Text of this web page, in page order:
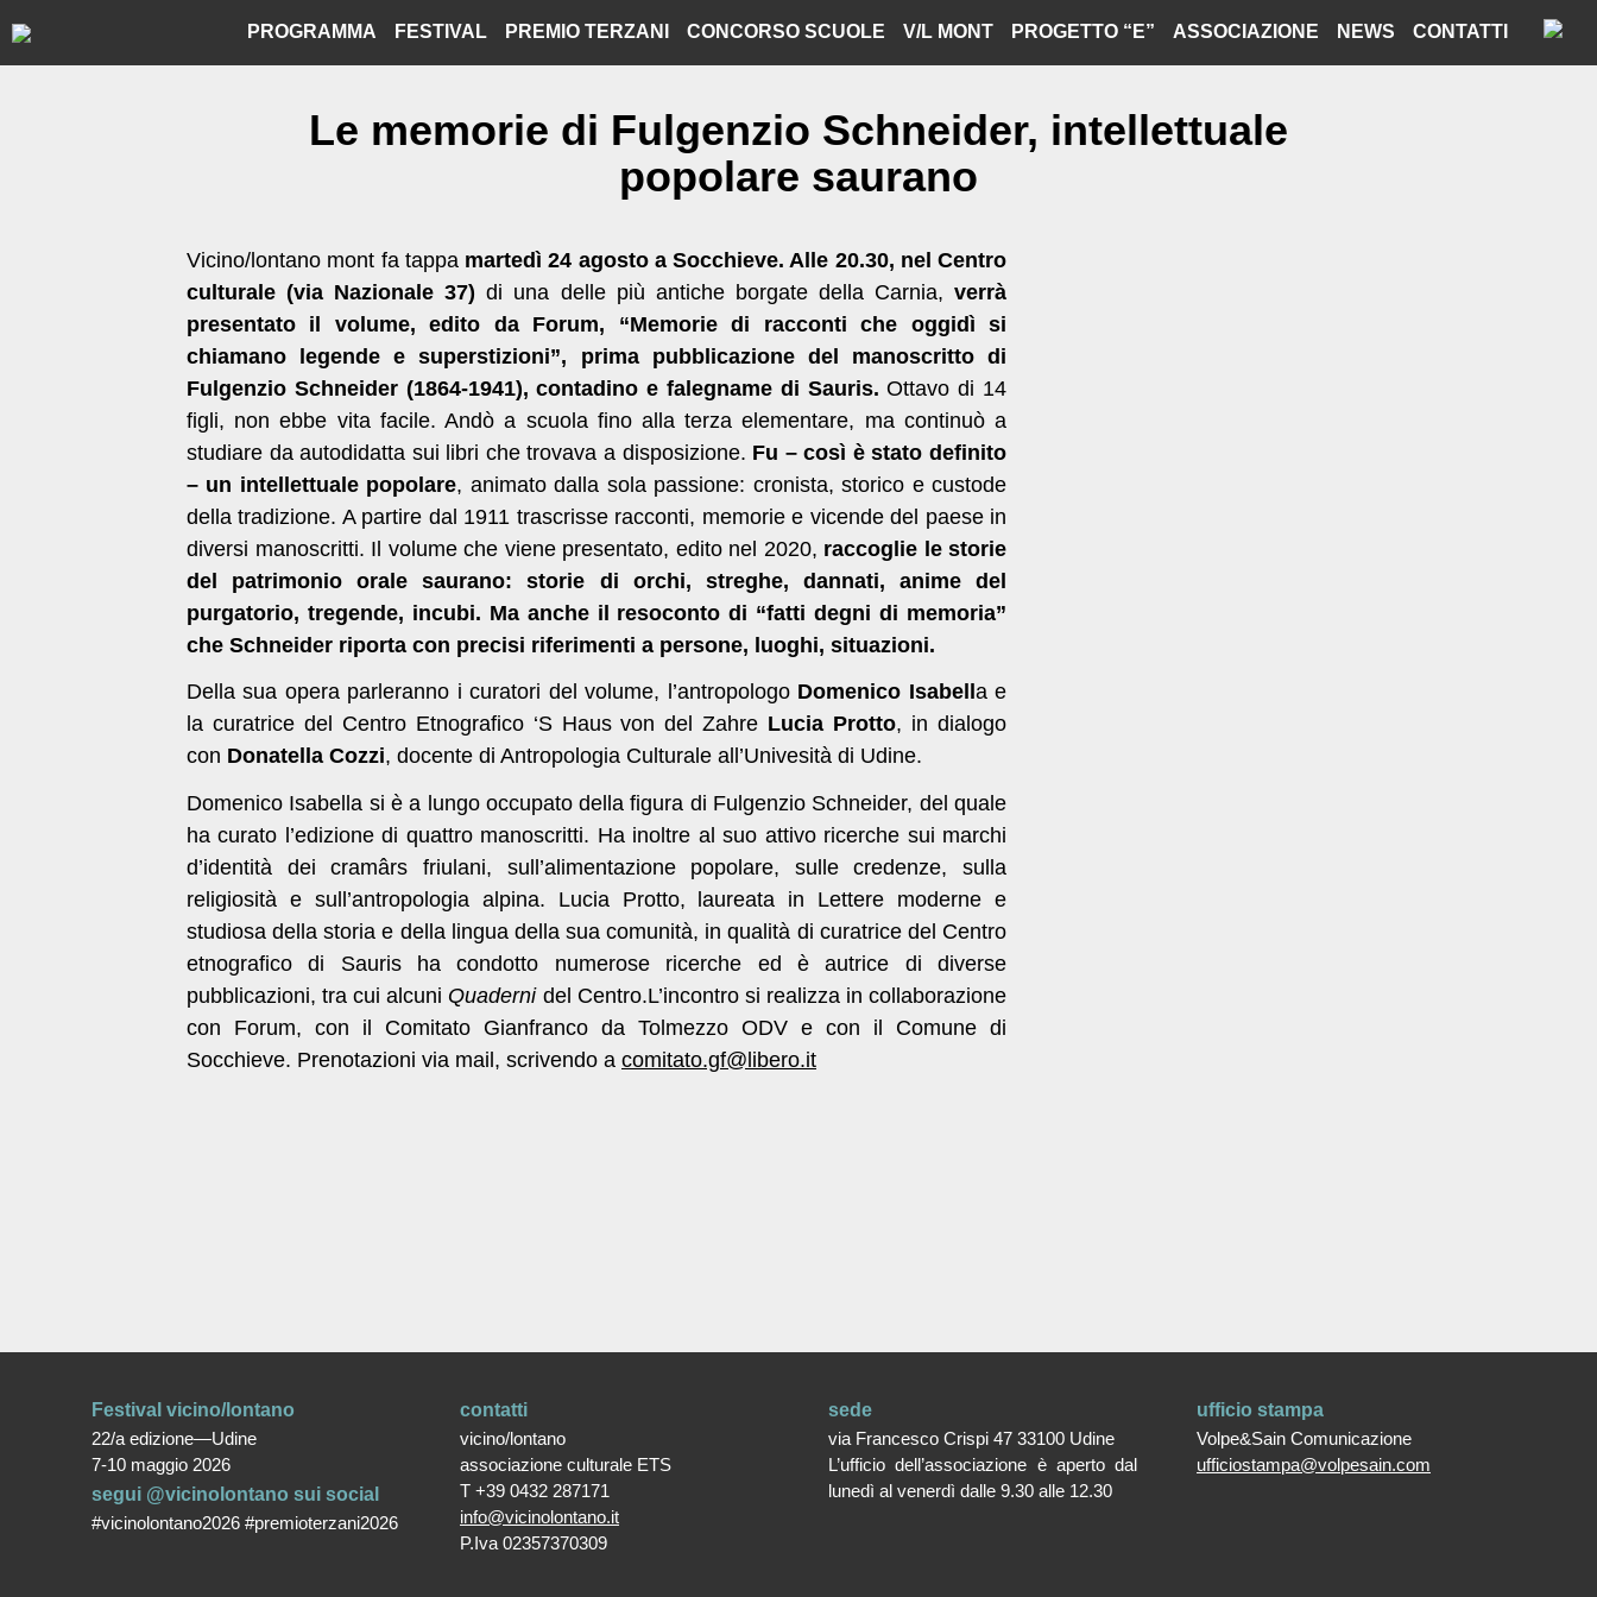
to
PROGRAMMA FESTIVAL PREMIO TERZANI CONCORSO SCUOLE V/L MONT PROGETTO “E” ASSOCIAZIONE NEWS CONTATTI
Le memorie di Fulgenzio Schneider, intellettuale
popolare saurano
Vicino/lontano mont fa tappa martedì 24 agosto a Socchieve. Alle 20.30, nel Centro
culturale (via Nazionale 37)di una delle più antiche borgate della Carnia,verrà
presentato il volume, edito da Forum, “Memorie di racconti che oggidì si
chiamano legende e superstizioni”, prima pubblicazione del manoscritto di
Fulgenzio Schneider (1864-1941), contadino e falegname di Sauris. Ottavo di 14
figli, non ebbe vita facile. Andò a scuola fino alla terza elementare, ma continuò a
studiare da autodidatta sui libri che trovava a disposizione. Fu – così è stato definito
– un intellettuale popolare, animato dalla sola passione: cronista, storico e custode
della tradizione. A partire dal 1911 trascrisse racconti, memorie e vicende del paese in
diversi manoscritti. Il volume che viene presentato, edito nel 2020, raccoglie le storie
del patrimonio orale saurano: storie di orchi, streghe, dannati, anime del
purgatorio, tregende, incubi. Ma anche il resoconto di “fatti degni di memoria”
che Schneider riporta con precisi riferimenti a persone, luoghi, situazioni.
Della sua opera parleranno i curatori del volume, l’antropologo Domenico Isabell a e
la curatrice del Centro Etnografico ‘S Haus von del Zahre Lucia Protto, in dialogo
con Donatella Cozzi, docente di Antropologia Culturale all’Univesità di Udine.
Domenico Isabella si è a lungo occupato della figura di Fulgenzio Schneider, del quale
ha curato l’edizione di quattro manoscritti. Ha inoltre al suo attivo ricerche sui marchi
d’identità dei cramârs friulani, sull’alimentazione popolare, sulle credenze, sulla
religiosità e sull’antropologia alpina. Lucia Protto, laureata in Lettere moderne e
studiosa della storia e della lingua della sua comunità, in qualità di curatrice del Centro
etnografico di Sauris ha condotto numerose ricerche ed è autrice di diverse
pubblicazioni, tra cui alcuni Quadernidel Centro.L’incontro si realizza in collaborazione
con Forum, con il Comitato Gianfranco da Tolmezzo ODV e con il Comune di
Socchieve. Prenotazioni via mail, scrivendo a comitato.gf@libero.it
Festival vicino/lontano
22/a edizione—Udine
7-10 maggio 2026
segui @vicinolontano sui social
#vicinolontano2026 #premioterzani2026
contatti
vicino/lontano
associazione culturale ETS
T +39 0432 287171
info@vicinolontano.it
P.Iva 02357370309
sede
via Francesco Crispi 47 33100 Udine
L’ufficio dell’associazione è aperto dal
lunedì al venerdì dalle 9.30 alle 12.30
ufficio stampa
Volpe&Sain Comunicazione
ufficiostampa@volpesain.com